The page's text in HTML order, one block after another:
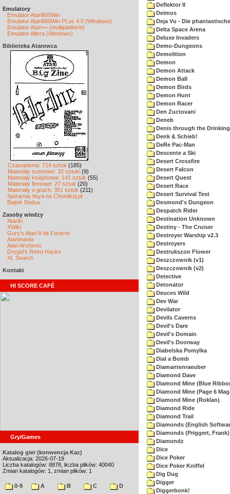
Emulatory
Emulator Atari800Win
Emulator Atari800Win PLus 4.0 (Windows)
Emulator Atari++ (multiplatform)
Emulator Altirra (Windows)
Biblioteka Atarowca
Czasopisma: 714 sztuk (185)
Materiały scenowe: 32 sztuki (9)
Materiały książkowe: 141 sztuk (55)
Materiały firmowe: 27 sztuk (20)
Materiały o grach: 351 sztuk (211)
Spiżarnia Voya na Chomikuj.pl
Bajtek Redux
Zasoby wiedzy
Atariki
XWiki
Gury's Atari 8-bit Forever
Atarimania
Atari Archives
Drygol's Retro Hacks
XL Search
Kontakt
HI SCORE CAFÉ
Gry/Games
Katalog gier (konwencja Kaz)
Aktualizacja: 2026-07-19
Liczba katalogów: 8878, liczba plików: 40040
Zmian katalogów: 1, zmian plików: 1
0-9 A B C
D
Deflektor II
Deimos
Deja Vu - Die
Delta Space Arena
Deluxe Invaders
Demo-Dungeons
Demolition
Demon
Demon Attack
Demon Ball
Demon Birds
Demon Hunt
Demon Racer
Den Zuctovani
Deneb
Denis through the
Denk & Schieb!
DeRe Pac-Man
Descente a Ski
Desert Crossfire
Desert Falcon
Desert Quest
Desert Race
Desert Survival Test
Desmond's Dungeon
Despatch Rider
Destination Unknown
Destiny - The Cruiser
Destroyer Warship v2.3
Destroyers
Destrukszon Flower
Deszczownik (v1)
Deszczownik (v2)
Detective
Detonator
Deuces Wild
Dev War
Devilator
Devils Caverns
Devil's Dare
Devil's Domain
Devil's Doorway
Diabelska Pomylka
Dial a Bomb
Diamantenraeuber
Diamond Dave
Diamond Mine (Blue
Diamond Mine (Page 6
Diamond Mine (Roklan)
Diamond Ride
Diamond Trail
Diamonds (English
Diamonds (Priggert, Frank)
Diamondz
Dice
Dice Poker
Dice Poker Kniffel
Dig Dug
Digger
Diggerbonk!